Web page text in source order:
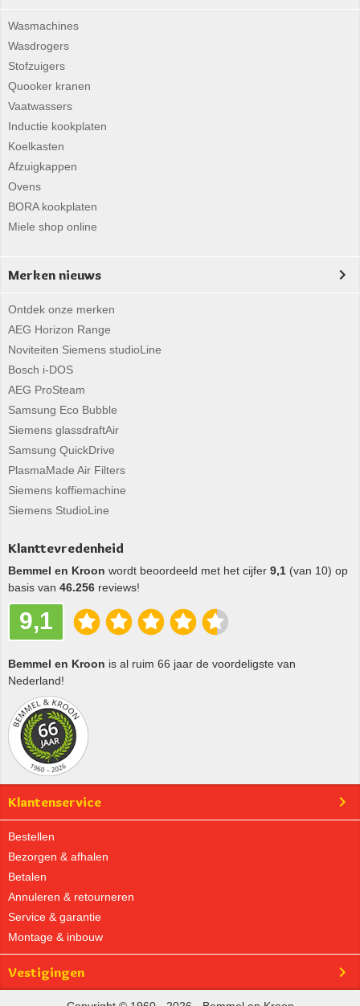
Wasmachines
Wasdrogers
Stofzuigers
Quooker kranen
Vaatwassers
Inductie kookplaten
Koelkasten
Afzuigkappen
Ovens
BORA kookplaten
Miele shop online
Merken nieuws
Ontdek onze merken
AEG Horizon Range
Noviteiten Siemens studioLine
Bosch i-DOS
AEG ProSteam
Samsung Eco Bubble
Siemens glassdraftAir
Samsung QuickDrive
PlasmaMade Air Filters
Siemens koffiemachine
Siemens StudioLine
Klanttevredenheid
Bemmel en Kroon wordt beoordeeld met het cijfer 9,1 (van 10) op
basis van 46.256 reviews!
9,1
Bemmel en Kroon is al ruim 66 jaar de voordeligste van
Nederland!
Klantenservice
Bestellen
Bezorgen & afhalen
Betalen
Annuleren & retourneren
Service & garantie
Montage & inbouw
Vestigingen